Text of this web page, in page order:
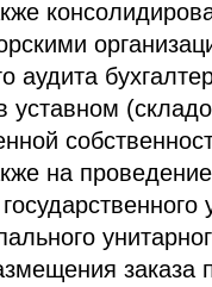
аудита
уставном
на проведение
заказа